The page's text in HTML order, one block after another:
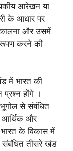
आरेखन या
के आधार पर
और उसमें
करने की
में भारत की
प्रश्न होंगे ।
भूगोल से संबंधित
आर्थिक और
के विकास में
संबंधित तीसरे खंड